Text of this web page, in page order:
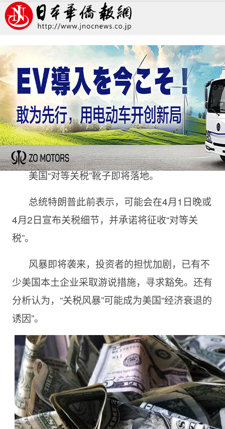
美国“对等关税”靴子将落地，全球市场不安加剧
张乃月 特辑 学习天地
中国新闻网 2025/4/2 10:50:41
美国“对等关税”靴子即将落地。
总统特朗普此前表示，可能会在4月1日晚或
4月2日宣布关税细节，并承诺将征收“对等关
税”。
风暴即将袭来，投资者的担忧加剧，已有不
少美国本土企业采取游说措施，寻求豁免。还有
分析认为，“关税风暴”可能成为美国“经济衰退的
诱因”。